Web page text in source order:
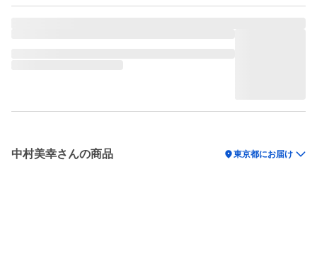
中村美幸さんの商品 location_on東京都にお届け